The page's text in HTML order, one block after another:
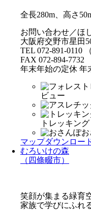
全長280m、高さ
お問い合わせ／ほ
大阪府交野市星田
TEL 072-891-0110
FAX 072-894-7732
年末年始の定休 年
ビュー
トレッキング
お
マップダウンロー
むろいけの森
（四條畷市）
笑顔が集まる緑育
家族で学びにふれ